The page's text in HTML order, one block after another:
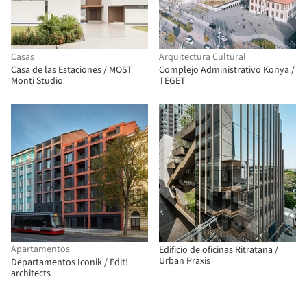
Casas
Casa de las Estaciones / MOST
Monti Studio
Arquitectura Cultural
Complejo Administrativo Konya /
TEGET
Apartamentos
Departamentos Iconik / Edit!
architects
Edificio de oficinas Ritratana /
Urban Praxis